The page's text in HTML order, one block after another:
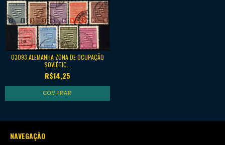
03093 ALEMANHA ZONA DE OCUPAÇÃO
SOVIÉTIC...
R$14,25
NAVEGAÇÃO